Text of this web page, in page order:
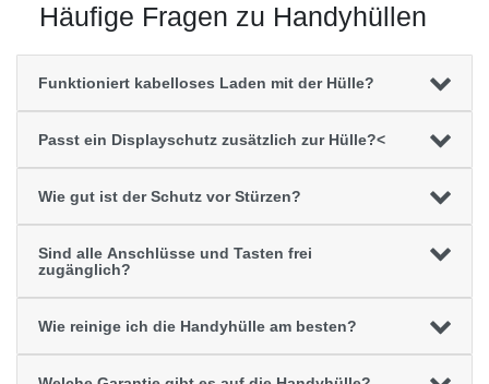
Häufige Fragen zu Handyhüllen
Funktioniert kabelloses Laden mit der Hülle?
Passt ein Displayschutz zusätzlich zur Hülle?<
Wie gut ist der Schutz vor Stürzen?
Sind alle Anschlüsse und Tasten frei
zugänglich?
Wie reinige ich die Handyhülle am besten?